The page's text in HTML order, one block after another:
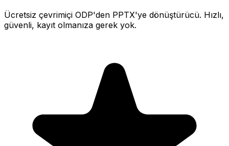
Ücretsiz çevrimiçi ODP'den PPTX'ye dönüştürücü. Hızlı,
güvenli, kayıt olmanıza gerek yok.